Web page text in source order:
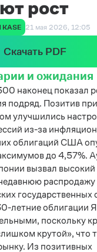
рост
21 мая 2026, 12:05
Скачать PDF
и ожидания
наконец показал
подряд. Позитив
улучшились
из-за
облигаций США
до 4,57%.
вызвал высокий
распродажу
государственных
летние облигации
поскольку
крутой», что
Из позитивных